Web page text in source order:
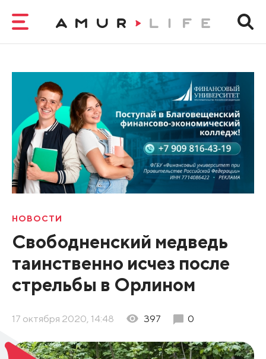
НОВОСТИ
Свободненский медведь
таинственно исчез после
стрельбы в Орлином
17 октября 2020, 14:48 397 0